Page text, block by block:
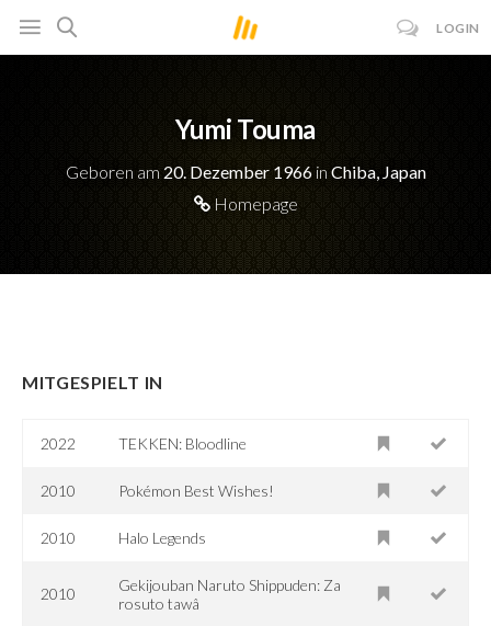
LOGIN
Yumi Touma
Geboren am 20. Dezember 1966in Chiba, Japan
Homepage
MITGESPIELT IN
2022 TEKKEN: Bloodline
2010 Pokémon Best Wishes!
2010 Halo Legends
2010
Gekijouban Naruto Shippuden: Za
rosuto tawâ